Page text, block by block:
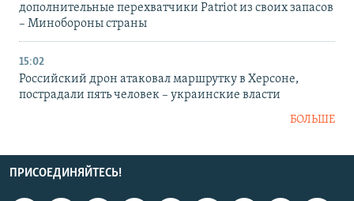
дополнительные перехватчики Patriot из своих запасов
– Минобороны страны
15:02
Российский дрон атаковал маршрутку в Херсоне,
пострадали пять человек – украинские власти
БОЛЬШЕ
ПРИСОЕДИНЯЙТЕСЬ!